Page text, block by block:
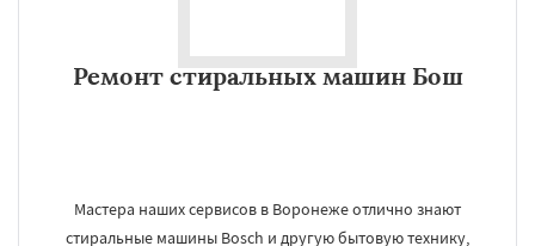
Ремонт стиральных машин Бош
Мастера наших сервисов в Воронеже отлично знают
стиральные машины Bosch и другую бытовую технику,